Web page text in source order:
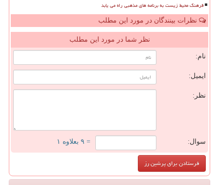
فرهنگ محیط زیست به برنامه های مذهبی راه می یابد
نظرات بینندگان در مورد این مطلب
نظر شما در مورد این مطلب
نام:
ایمیل:
نظر:
سوال: = ۹ بعلاوه ۱